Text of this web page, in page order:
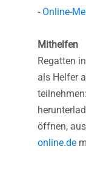
- Online-
Mithelfen
Regatten
als Helfer
teilnehmen:
öffnen,
online.de